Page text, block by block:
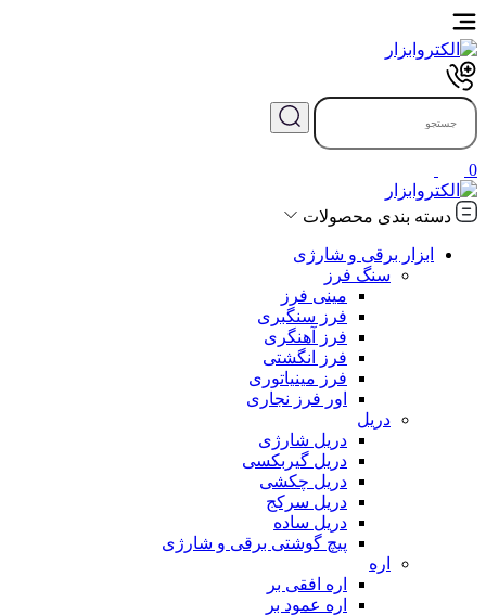
0
دسته بندی محصولات
ابزار برقی و شارژی
سنگ فرز
مینی فرز
فرز سنگبری
فرز آهنگری
فرز انگشتی
فرز مینیاتوری
اور فرز نجاری
دریل
دریل شارژی
دریل گیربکسی
دریل چکشی
دریل سرکج
دریل ساده
پیچ گوشتی برقی و شارژی
اره
اره افقی بر
اره عمود بر